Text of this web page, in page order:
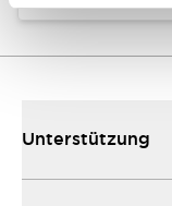
Unterstützung